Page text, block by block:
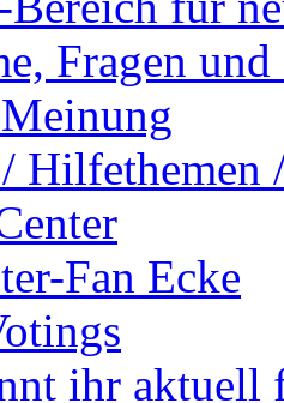
Fragen
Hilfethemen
Fan Ecke
ihr aktuell